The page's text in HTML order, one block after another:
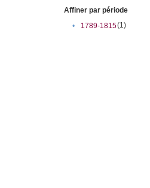
Affiner par période
•
1789-1815(1)